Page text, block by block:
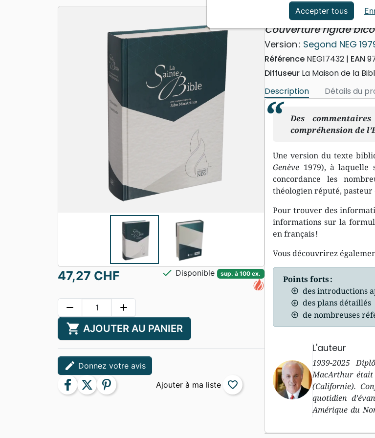
Apologétique
Formation
Bible d'étude
Couverture rigide
Version : Segond NEG
Référence NEG17432 EAN
Diffuseur La Maison de la
Description
Détails du
Des
compréhension de
Une version du texte
Genève 1979), à laquelle
concordance les
théologien réputé,
Pour trouver des
informations sur la
en français !
Vous découvrirez
Points forts :
des introductions
des plans détaillés
de nombreuses
L'auteur
1939-2025
MacArthur était
(Californie).
quotidien
Amérique du
ses prises de
à la Parole et la
47,27 CHF check Disponible sup. à 100 ex.
remove add
shopping_cart AJOUTER AU PANIER
edit Donnez votre avis
facebook twitter pinterest favorite_border
Accepter tous